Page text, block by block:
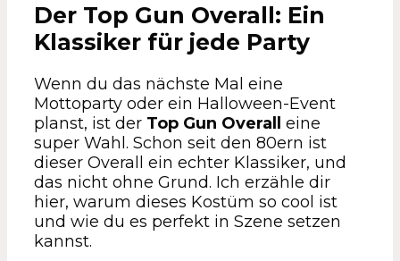
Der Top Gun Overall: Ein
Klassiker für jede Party
Wenn du das nächste Mal eine
Mottoparty oder ein Halloween-Event
planst, ist der Top Gun Overall eine
super Wahl. Schon seit den 80ern ist
dieser Overall ein echter Klassiker, und
das nicht ohne Grund. Ich erzähle dir
hier, warum dieses Kostüm so cool ist
und wie du es perfekt in Szene setzen
kannst.